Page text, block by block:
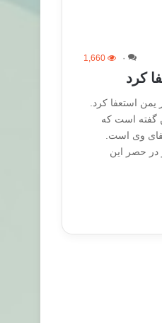
۰ 1,660
کرد
استعفا کرد.
گفته است که
وی است.
در حصر این